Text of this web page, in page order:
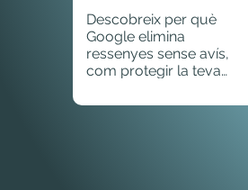
evitar-ho)
Descobreix per què
Google elimina
ressenyes sense avís,
com protegir la teva
què una IA pot fer servir